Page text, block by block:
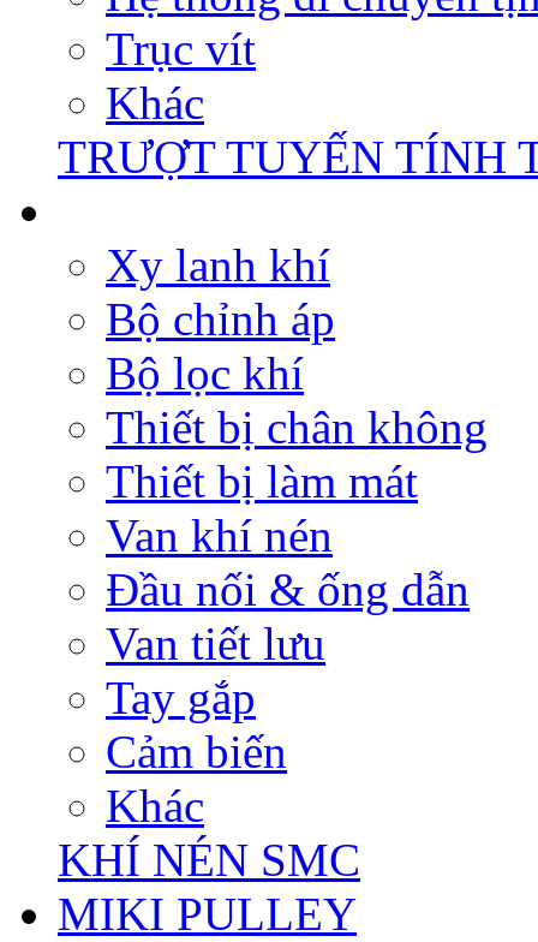
Trục vít
Khác
TRƯỢT TUYẾN TÍNH
Xy lanh khí
Bộ chỉnh áp
Bộ lọc khí
Thiết bị chân không
Thiết bị làm mát
Van khí nén
Đầu nối & ống dẫn
Van tiết lưu
Tay gắp
Cảm biến
Khác
KHÍ NÉN SMC
MIKI PULLEY